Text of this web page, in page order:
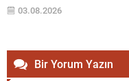
imkanları seferber ettiklerini
ilgili değerlendirmesinde,
03.08.2026
Bir Yorum Yazın